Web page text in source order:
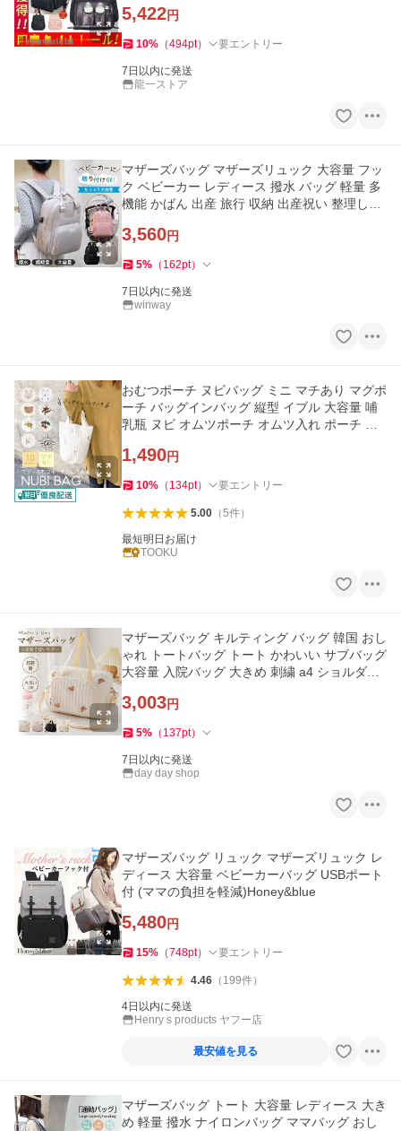
5,422円
10% （494pt） 要エントリー
7日以内に発送
龍一ストア
マザーズバッグ マザーズリュック 大容量 フッ
ク ベビーカー レディース 撥水 バッグ 軽量 多
機能 かばん 出産 旅行 収納 出産祝い 整理しや
3,560円
5% （ 162pt）
7日以内に発送
winway
おむつポーチ ヌビバッグ ミニ マチあり マグポ
ーチ バッグインバッグ 縦型 イブル 大容量 哺
乳瓶 ヌビ オムツポーチ オムツ入れ ポーチ マ
1,490円
10% （ 134pt） 要エントリー
5.00（5件）
最短明日お届け
TOOKU
マザーズバッグ キルティング バッグ 韓国 おし
ゃれ トートバッグ トート かわいい サブバッグ
大容量 入院バッグ 大きめ 刺繍 a4 ショルダー
3,003円
5% （ 137pt）
7日以内に発送
day day shop
マザーズバッグ リュック マザーズリュック レ
ディース 大容量 ベビーカーバッグ USBポート
付 (ママの負担を軽減)Honey&blue
5,480円
15% （748pt） 要エントリー
4.46（ 199件）
4日以内に発送
Henry s products ヤフー店
最安値を見る
マザーズバッグ トート 大容量 レディース 大き
め 軽量 撥水 ナイロンバッグ ママバッグ おし